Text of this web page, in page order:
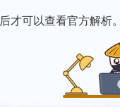
后才可以查看官方解析